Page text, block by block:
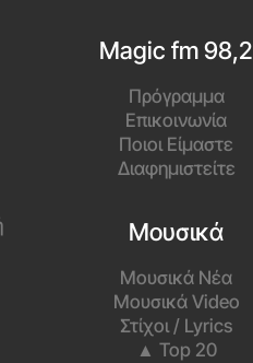
Magic fm 98,2
Πρόγραμμα
Επικοινωνία
Ποιοι Είμαστε
Διαφημιστείτε
Μουσικά
Μουσικά Νέα
Μουσικά Video
Στίχοι / Lyrics
▲ Top 20